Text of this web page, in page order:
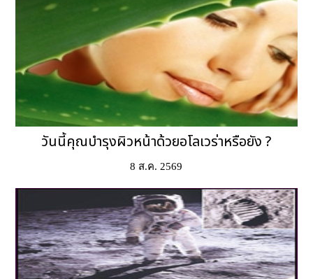
วันนี้คุณบำรุงผิวหน้าด้วยอโลเวร่าหรือยัง ?
8 ส.ค. 2569